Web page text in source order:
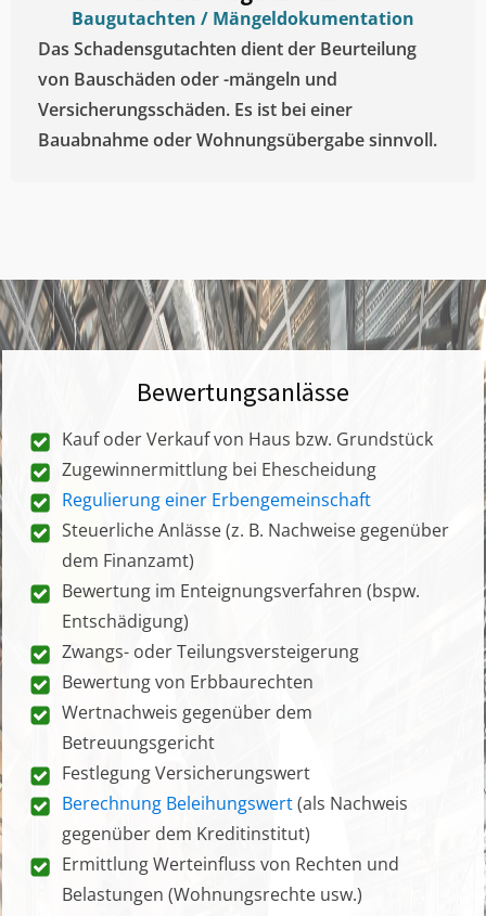
Baugutachten / Mängeldokumentation
Das Schadensgutachten dient der Beurteilung
von Bauschäden oder -mängeln und
Versicherungsschäden. Es ist bei einer
Bauabnahme oder Wohnungsübergabe sinnvoll.
Bewertungsanlässe
Kauf oder Verkauf von Haus bzw. Grundstück
Zugewinnermittlung bei Ehescheidung
Regulierung einer Erbengemeinschaft
Steuerliche Anlässe (z. B. Nachweise gegenüber
dem Finanzamt)
Bewertung im Enteignungsverfahren (bspw.
Entschädigung)
Zwangs- oder Teilungsversteigerung
Bewertung von Erbbaurechten
Wertnachweis gegenüber dem
Betreuungsgericht
Festlegung Versicherungswert
Berechnung Beleihungswert(als Nachweis
gegenüber dem Kreditinstitut)
Ermittlung Werteinfluss von Rechten und
Belastungen (Wohnungsrechte usw.)